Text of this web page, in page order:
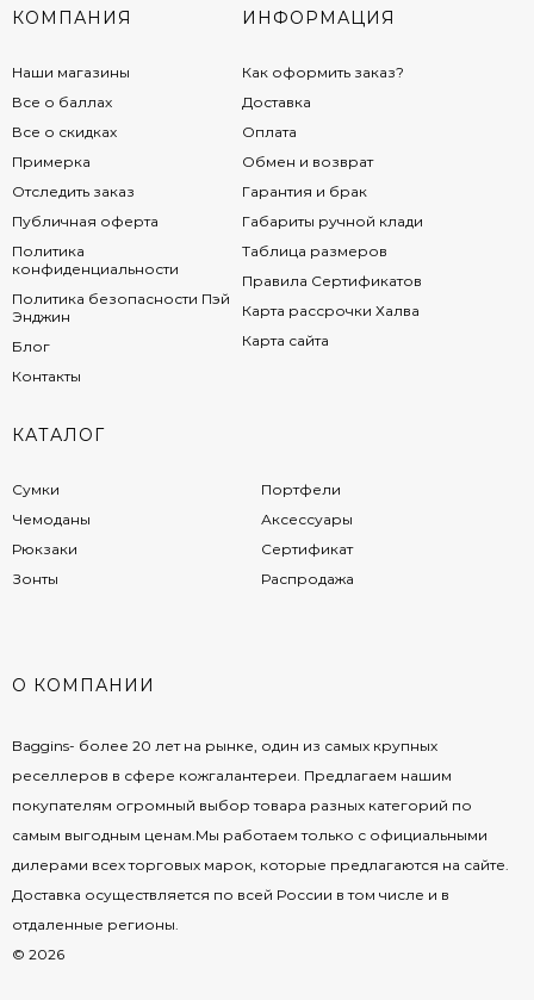
КОМПАНИЯ
Наши магазины
Все о баллах
Все о скидках
Примерка
Отследить заказ
Публичная оферта
Политика
конфиденциальности
Политика безопасности Пэй
Энджин
Блог
Контакты
ИНФОРМАЦИЯ
Как оформить заказ?
Доставка
Оплата
Обмен и возврат
Гарантия и брак
Габариты ручной клади
Таблица размеров
Правила Сертификатов
Карта рассрочки Халва
Карта сайта
КАТАЛОГ
Сумки
Чемоданы
Рюкзаки
Зонты
Портфели
Аксессуары
Сертификат
Распродажа
О КОМПАНИИ
Baggins- более 20 лет на рынке, один из самых крупных
реселлеров в сфере кожгалантереи. Предлагаем нашим
покупателям огромный выбор товара разных категорий по
самым выгодным ценам.Мы работаем только с официальными
дилерами всех торговых марок, которые предлагаются на сайте.
Доставка осуществляется по всей России в том числе и в
отдаленные регионы.
© 2026